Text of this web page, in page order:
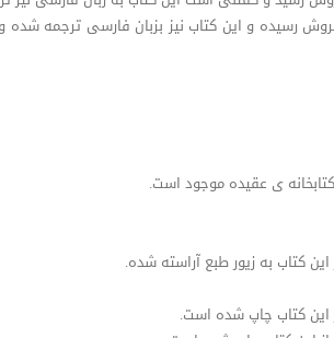
و بیش از سه ملیون نسخه از آن بفروش رسیده و این کتاب نیز بزبان
ی عقیده موجود است.
کتاب به زیور طبع آراسته شده.